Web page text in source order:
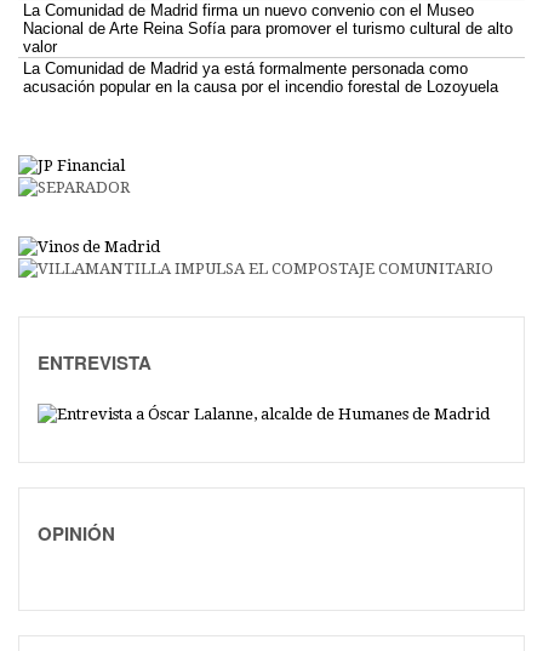
La Comunidad de Madrid firma un nuevo convenio con el Museo
Nacional de Arte Reina Sofía para promover el turismo cultural de alto
valor
La Comunidad de Madrid ya está formalmente personada como
acusación popular en la causa por el incendio forestal de Lozoyuela
ENTREVISTA
OPINIÓN